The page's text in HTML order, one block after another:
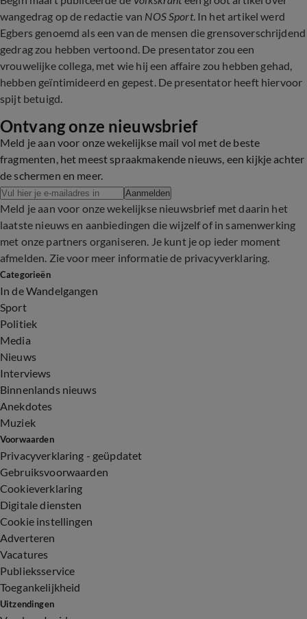
wangedrag op de redactie van NOS Sport. In het artikel werd
Egbers genoemd als een van de mensen die grensoverschrijdend
gedrag zou hebben vertoond. De presentator zou een
vrouwelijke collega, met wie hij een affaire zou hebben gehad,
hebben geïntimideerd en gepest. De presentator heeft hiervoor
spijt betuigd.
Ontvang onze nieuwsbrief
Meld je aan voor onze wekelijkse mail vol met de beste
fragmenten, het meest spraakmakende nieuws, een kijkje achter
de schermen en meer.
Aanmelden
Meld je aan voor onze wekelijkse nieuwsbrief met daarin het
laatste nieuws en aanbiedingen die wijzelf of in samenwerking
met onze partners organiseren. Je kunt je op ieder moment
afmelden. Zie voor meer informatie de privacyverklaring.
Categorieën
In de Wandelgangen
Sport
Politiek
Media
Nieuws
Interviews
Binnenlands nieuws
Anekdotes
Muziek
Voorwaarden
Privacyverklaring - geüpdatet
Gebruiksvoorwaarden
Cookieverklaring
Digitale diensten
Cookie instellingen
Adverteren
Vacatures
Publieksservice
Toegankelijkheid
Uitzendingen